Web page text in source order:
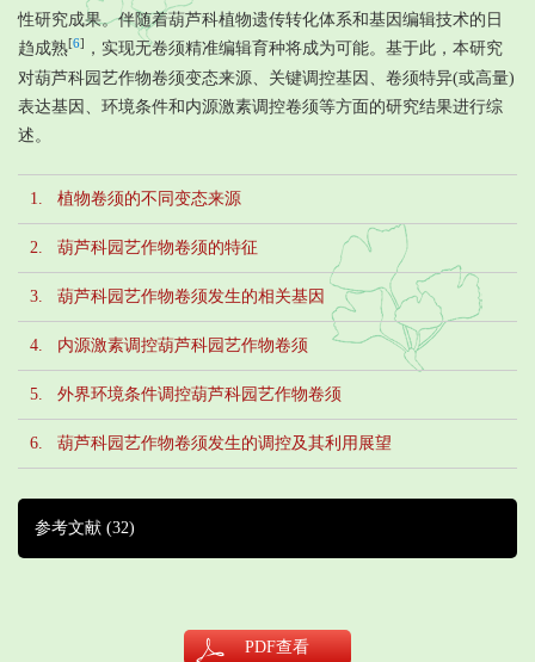
性研究成果。伴随着葫芦科植物遗传转化体系和基因编辑技术的日
趋成熟[6]
，实现无卷须精准编辑育种将成为可能。基于此，本研究
对葫芦科园艺作物卷须变态来源、关键调控基因、卷须特异(或高量)
表达基因、环境条件和内源激素调控卷须等方面的研究结果进行综
述。
1. 植物卷须的不同变态来源
2. 葫芦科园艺作物卷须的特征
3. 葫芦科园艺作物卷须发生的相关基因
4. 内源激素调控葫芦科园艺作物卷须
5. 外界环境条件调控葫芦科园艺作物卷须
6. 葫芦科园艺作物卷须发生的调控及其利用展望
参考文献 (32)
PDF查看